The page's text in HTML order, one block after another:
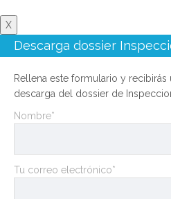
X
Descarga dossier
Rellena este formulario y
descarga del dossier de
Nombre*
Tu correo electrónico*